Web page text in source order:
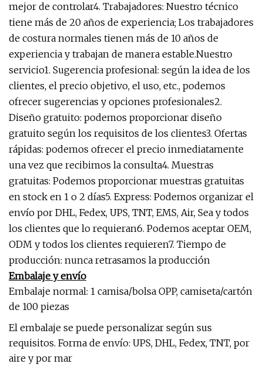
mejor de controlar4. Trabajadores: Nuestro técnico
tiene más de 20 años de experiencia; Los trabajadores
de costura normales tienen más de 10 años de
experiencia y trabajan de manera estable.Nuestro
servicio1. Sugerencia profesional: según la idea de los
clientes, el precio objetivo, el uso, etc., podemos
ofrecer sugerencias y opciones profesionales2.
Diseño gratuito: podemos proporcionar diseño
gratuito según los requisitos de los clientes3. Ofertas
rápidas: podemos ofrecer el precio inmediatamente
una vez que recibimos la consulta4. Muestras
gratuitas: Podemos proporcionar muestras gratuitas
en stock en 1 o 2 días5. Express: Podemos organizar el
envío por DHL, Fedex, UPS, TNT, EMS, Air, Sea y todos
los clientes que lo requieran6. Podemos aceptar OEM,
ODM y todos los clientes requieren7. Tiempo de
producción: nunca retrasamos la producción
Embalaje y envío
Embalaje normal: 1 camisa/bolsa OPP, camiseta/cartón
de 100 piezas
El embalaje se puede personalizar según sus
requisitos. Forma de envío: UPS, DHL, Fedex, TNT, por
aire y por mar